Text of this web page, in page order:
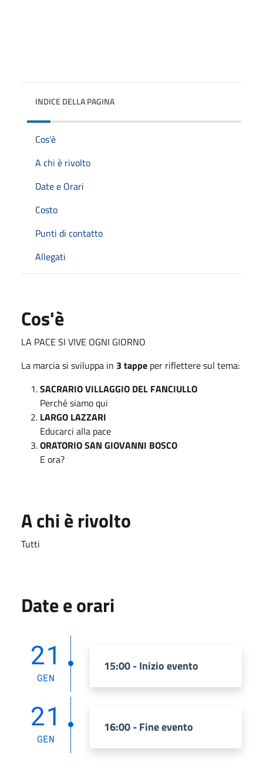
INDICE DELLA PAGINA
Cos'è
A chi è rivolto
Date e Orari
Costo
Punti di contatto
Allegati
Cos'è
LA PACE SI VIVE OGNI GIORNO
La marcia si sviluppa in 3 tappe per riflettere sul tema:
SACRARIO VILLAGGIO DEL FANCIULLO
Perché siamo qui
LARGO LAZZARI
Educarci alla pace
ORATORIO SAN GIOVANNI BOSCO
E ora?
A chi è rivolto
Tutti
Date e orari
21
GEN
15:00 - Inizio evento
21
GEN
16:00 - Fine evento